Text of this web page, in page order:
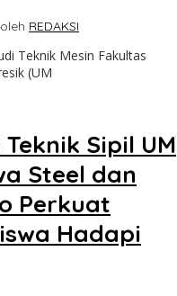
oleh REDAKSI
Teknik Mesin Fakultas
(UM
Sipil UM
Steel dan
Perkuat
Hadapi